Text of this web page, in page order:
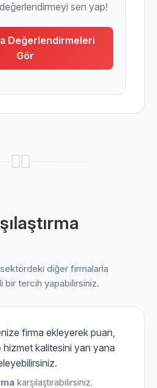
değerlendirmeyi sen yap!
Değerlendirmeleri
Gör
sektördeki diğer firmalarla
bir tercih yapabilirsiniz.
firma ekleyerek puan,
hizmet kalitesini yan yana
karşılaştırabilirsiniz.